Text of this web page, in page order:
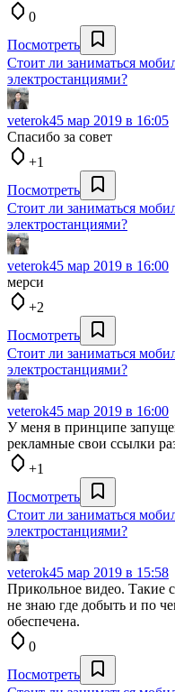
0
Посмотреть
Стоит ли заниматься
электростанциями?
veterok45 мар 2019 в 16:05
Спасибо за совет
+1
Посмотреть
Стоит ли заниматься
электростанциями?
veterok45 мар 2019 в 16:00
мерси
+2
Посмотреть
Стоит ли заниматься
электростанциями?
veterok45 мар 2019 в 16:00
У меня в принципе
рекламные свои ссылки
+1
Посмотреть
Стоит ли заниматься
электростанциями?
veterok45 мар 2019 в 15:58
Прикольное видео. Такие
не знаю где добыть и по
обеспечена.
0
Посмотреть